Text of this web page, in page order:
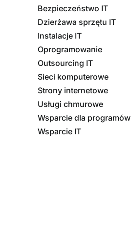
Bezpieczeństwo IT
Dzierżawa sprzętu IT
Instalacje IT
Oprogramowanie
Outsourcing IT
Sieci komputerowe
Strony internetowe
Usługi chmurowe
Wsparcie dla programów
Wsparcie IT